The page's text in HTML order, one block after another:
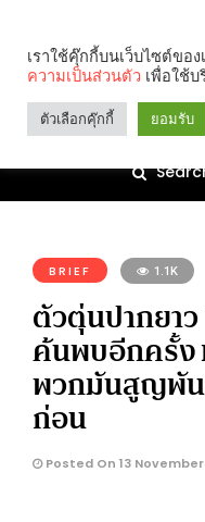
BRIEF 1.1K
ตัวตุ่นปากยาว
ค้นพบอีกครั้ง
พวกมันสูญพัน
ก่อน
Posted On 13
เราใช้คุ๊กกี้บนเว็บไซต์ขอ
ความเป็นส่วนตัว เพื่อใช้บ
ตัวเลือกคุ๊กกี้ ยอมรับ